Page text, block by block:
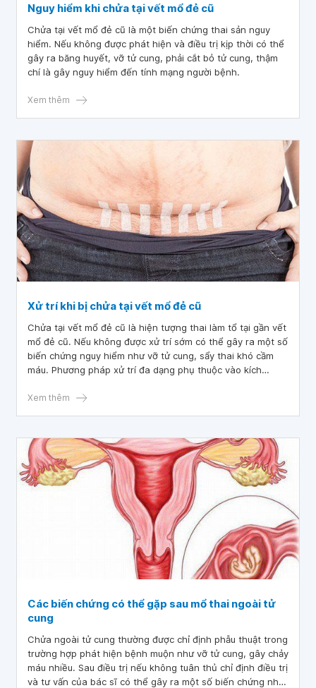
Nguy hiểm khi chửa tại vết mổ đẻ cũ
Chửa tại vết mổ đẻ cũ là một biến chứng thai sản nguy
hiểm. Nếu không được phát hiện và điều trị kịp thời có thể
gây ra băng huyết, vỡ tử cung, phải cắt bỏ tử cung, thậm
chí là gây nguy hiểm đến tính mạng người bệnh.
Xem thêm
Xử trí khi bị chửa tại vết mổ đẻ cũ
Chửa tại vết mổ đẻ cũ là hiện tượng thai làm tổ tại gần vết
mổ đẻ cũ. Nếu không được xử trí sớm có thể gây ra một số
biến chứng nguy hiểm như vỡ tử cung, sẩy thai khó cầm
máu. Phương pháp xử trí đa dạng phụ thuộc vào kích
Xem thêm
Các biến chứng có thể gặp sau mổ thai ngoài tử
cung
Chửa ngoài tử cung thường được chỉ định phẫu thuật trong
trường hợp phát hiện bệnh muộn như vỡ tử cung, gây chảy
máu nhiều. Sau điều trị nếu không tuân thủ chỉ định điều trị
và tư vấn của bác sĩ có thể gây ra một số biến chứng như